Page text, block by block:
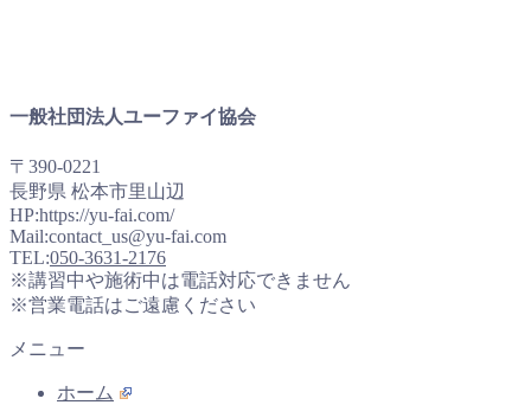
一般社団法人ユーファイ協会
〒390-0221
長野県 松本市里山辺
HP:https://yu-fai.com/
Mail:contact_us@yu-fai.com
TEL:050-3631-2176
※講習中や施術中は電話対応できません
※営業電話はご遠慮ください
メニュー
ホーム